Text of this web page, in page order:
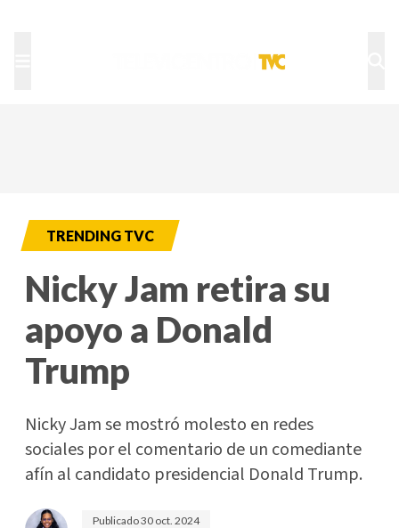
TRENDING TVC
Nicky Jam retira su
apoyo a Donald
Trump
Nicky Jam se mostró molesto en redes
sociales por el comentario de un comediante
afín al candidato presidencial Donald Trump.
Publicado30 oct. 2024